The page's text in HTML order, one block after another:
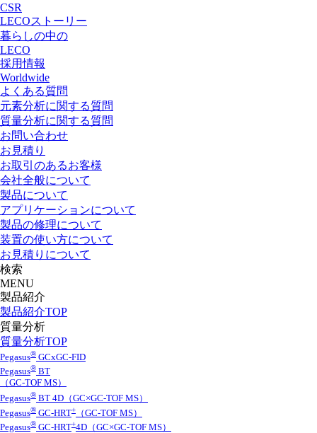
CSR
LECOストーリー
暮らしの中の
LECO
採用情報
Worldwide
よくある質問
元素分析に関する質問
質量分析に関する質問
お問い合わせ
お見積り
お取引のあるお客様
会社全般について
製品について
アプリケーションについて
製品の修理について
装置の使い方について
お見積りについて
検索
MENU
製品紹介
製品紹介TOP
質量分析
質量分析TOP
Pegasus® GCxGC-FID
Pegasus® BT
（GC-TOF MS）
Pegasus® BT 4D（GC×GC-TOF MS）
Pegasus® GC-HRT+
（GC-TOF MS）
Pegasus® GC-HRT+4D（GC×GC-TOF MS）